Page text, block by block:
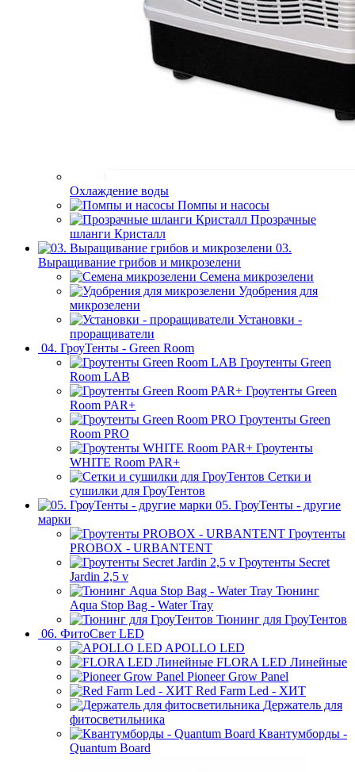
Охлаждение воды
Помпы и насосы
Прозрачные
шланги Кристалл
03.
Выращивание грибов и микрозелени
Семена микрозелени
Удобрения для
микрозелени
Установки -
проращиватели
04. ГроуТенты - Green Room
Гроутенты Green
Room LAB
Гроутенты Green
Room PAR+
Гроутенты Green
Room PRO
Гроутенты
WHITE Room PAR+
Сетки и
сушилки для ГроуТентов
05. ГроуТенты - другие
марки
Гроутенты
PROBOX - URBANTENT
Гроутенты Secret
Jardin 2,5 v
Тюнинг
Aqua Stop Bag - Water Tray
Тюнинг для ГроуТентов
06. ФитоСвет LED
APOLLO LED
FLORA LED Линейные
Pioneer Grow Panel
Red Farm Led - ХИТ
Держатель для
фитосветильника
Квантумборды -
Quantum Board